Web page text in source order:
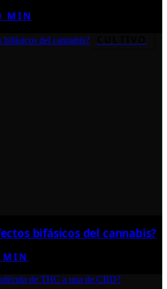
MIN
bifásicos del cannabis?
MIN